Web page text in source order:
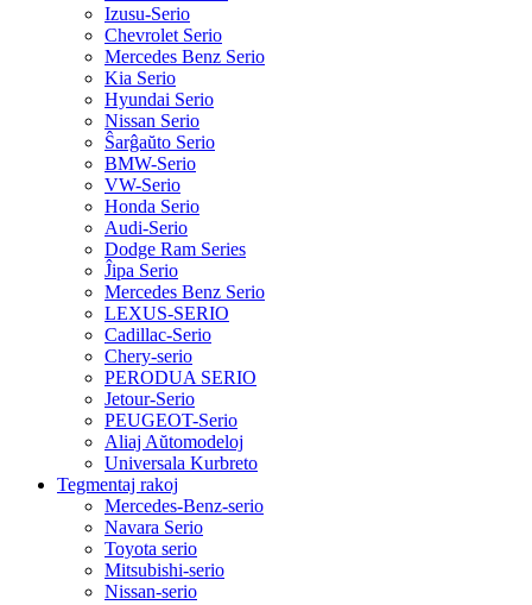
Izusu-Serio
Chevrolet Serio
Mercedes Benz Serio
Kia Serio
Hyundai Serio
Nissan Serio
Ŝarĝaŭto Serio
BMW-Serio
VW-Serio
Honda Serio
Audi-Serio
Dodge Ram Series
Ĵipa Serio
Mercedes Benz Serio
LEXUS-SERIO
Cadillac-Serio
Chery-serio
PERODUA SERIO
Jetour-Serio
PEUGEOT-Serio
Aliaj Aŭtomodeloj
Universala Kurbreto
Tegmentaj rakoj
Mercedes-Benz-serio
Navara Serio
Toyota serio
Mitsubishi-serio
Nissan-serio